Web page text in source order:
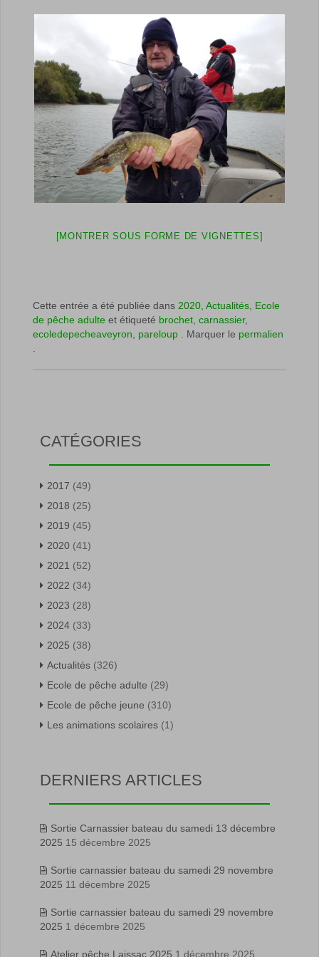
[MONTRER SOUS FORME DE VIGNETTES]
Cette entrée a été publiée dans 2020 Actualités Ecole
de pêche adulte et étiqueté brochet carnassier,
ecoledepecheaveyron
pareloup . Marquer le permalien
CATÉGORIES
2017 (49)
2018 (25)
2019 (45)
2020 (41)
2021 (52)
2022 (34)
2023 (28)
2024 (33)
2025 (38)
Actualités (326)
Ecole de pêche adulte (29)
Ecole de pêche jeune (310)
Les animations scolaires (1)
DERNIERS ARTICLES
Sortie Carnassier bateau du samedi 13 décembre
2025 15 décembre 2025
Sortie carnassier bateau du samedi 29 novembre
2025 11 décembre 2025
Sortie carnassier bateau du samedi 29 novembre
2025 1 décembre 2025
Atelier pêche Laissac 2025 1 décembre 2025